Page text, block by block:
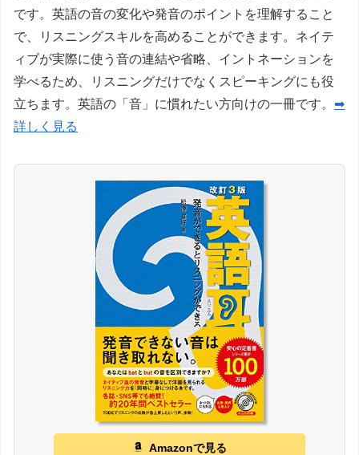
です。英語の音の変化や発音のポイントを理解すること
で、リスニングスキルを高めることができます。ネイテ
ィブが実際に使う音の連結や省略、イントネーションを
学べるため、リスニングだけでなくスピーキングにも役
立ちます。英語の「音」に慣れたい方向けの一冊です。 ➡
詳しく見る
Amazonで見る